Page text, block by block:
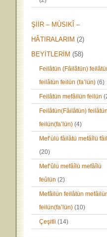
ŞİİR – MÙSIKÎ –
HÂTIRALARIM (2)
BEYİTLERİM (58)
Feilâtün (Fâilâtün)
feilâtün feilün (fa’lün) (6)
Feilâtün mefâilün feilün
Feilâtün(Fâilâtün) feilâtün
feilün(fa’lün) (4)
Mef’ùlü fâilâtü mefâîlü
(20)
Mef’ûlü mefâîlü mefâîlü
feûlün (2)
Mefâilün feilâtün
feilün(fa’lün) (10)
Çeşitli (14)